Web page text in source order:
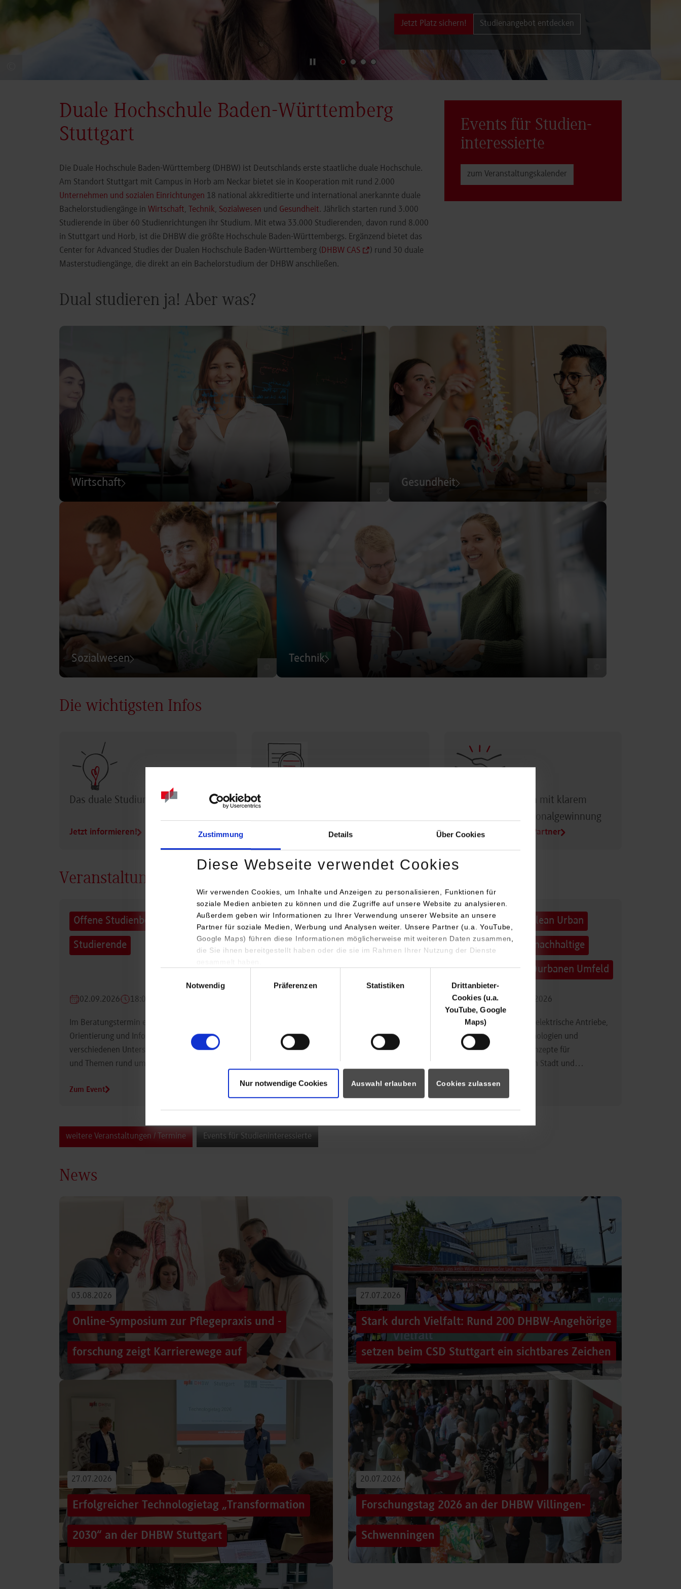
Zustimmung Details Über Cookies
Diese Webseite verwendet Cookies
Wir verwenden Cookies, um Inhalte und Anzeigen zu personalisieren, Funktionen für
soziale Medien anbieten zu können und die Zugriffe auf unsere Website zu analysieren.
Außerdem geben wir Informationen zu Ihrer Verwendung unserer Website an unsere
Partner für soziale Medien, Werbung und Analysen weiter. Unsere Partner (u.a. YouTube,
Google Maps) führen diese Informationen möglicherweise mit weiteren Daten zusammen,
die Sie ihnen bereitgestellt haben oder die sie im Rahmen Ihrer Nutzung der Dienste
Notwendig
Präferenzen Statistiken
Drittanbieter-
Cookies (u.a.
YouTube, Google
Maps)
Nur notwendige Cookies Auswahl erlauben Cookies zulassen
Jetzt Platz sichern! Studienangebot entdecken
Duale Hochschule Baden-Württemberg
Stuttgart
Die Duale Hochschule Baden-Württemberg (DHBW) ist Deutschlands erste staatliche duale Hochschule.
Am Standort Stuttgart mit Campus in Horb am Neckar bietet sie in Kooperation mit rund 2.000
Unternehmen und sozialen Einrichtungen 18 national akkreditierte und international anerkannte duale
Bachelorstudiengänge in Wirtschaft, Technik, Sozialwesen und Gesundheit. Jährlich starten rund 3.000
Studierende in über 60 Studienrichtungen ihr Studium. Mit etwa 33.000 Studierenden, davon rund 8.000
in Stuttgart und Horb, ist die DHBW die größte Hochschule Baden-Württembergs. Ergänzend bietet das
Center for Advanced Studies der Dualen Hochschule Baden-Württemberg (DHBW CAS
) rund 30 duale
Masterstudiengänge, die direkt an ein Bachelorstudium der DHBW anschließen.
Events für Studien­
interessierte
zum Veranstaltungs­kalender
Dual studieren ja! Aber was?
Wirtschaft Gesundheit
Sozialwesen Technik
Die wichtigsten Infos
Das duale Studium im Überblick
Jetzt informieren! Profil der DHBW Stuttgart
Dualer Partner sein mit klarem
Vorteil bei der Personalgewinnung
Alle Infos für Duale Partner
Veranstaltungen
Offene Studienberatung für
Studierende
02.09.2026 18:00 Uhr
Im Beratungstermin erhalten Studierende
Orientierung und Informationen zu
verschiedenen Unterstützungsmöglichkeiten
und Themen rund um das Studium.
Zum Event
INDIS-Infoveranstaltung für
Studierende
Studierende
Zum Event
Technologietag: Clean Urban
Transportation – nachhaltige
Mobilität im (sub)urbanen Umfeld
16.09.2026 - 17.09.2026
Im Mittelpunkt stehen elektrische Antriebe,
moderne Batterietechnologien und
innovative Fahrzeugkonzepte für
nachhaltige Mobilität in Stadt und…
weitere Veranstaltungen / Termine Events für Studieninteressierte
News
03.08.2026
Online-Symposium zur Pflegepraxis und -
forschung zeigt Karrierewege auf
Von der Promotion in Australien über die Weiterentwicklung
Führungsaufgaben – Drei…
Beitrag lesen
27.07.2026
Stark durch Vielfalt: Rund 200 DHBW-Angehörige
setzen beim CSD Stuttgart ein sichtbares Zeichen
Hunderttausende Menschen säumten am Samstag die Straßen der
Stuttgarter Innenstadt. Mitten im farbenfrohen Zug: ein eigener DHBW-
Truck, eine große…
Beitrag lesen
27.07.2026
Erfolgreicher Technologietag „Transformation
2030“ an der DHBW Stuttgart
Wie gelingt Transformation in einer Zeit, in der sich Technologien, Märkte
und gesellschaftliche Rahmenbedingungen immer schneller verändern?
Genau…
20.07.2026
Forschungstag 2026 an der DHBW Villingen-
Schwenningen
Grenzen überschreiten – und dennoch eine Verbindung schaffen, mit